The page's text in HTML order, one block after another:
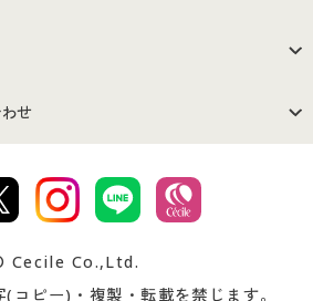
会社案内
サイトマップ
せ
お支払は
Cecile Co.,Ltd.
コピー)・複製・転載を禁じます。